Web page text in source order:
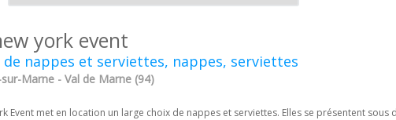
york event
de nappes et serviettes, nappes, serviettes
Marne - Val de Marne (94)
Event met en location un large choix de nappes et serviettes. Elles se présentent